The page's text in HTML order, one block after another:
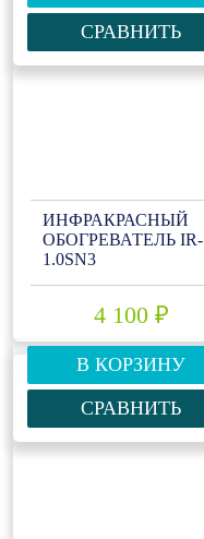
СРАВНИТЬ
ИНФРАКРАСНЫЙ
ОБОГРЕВАТЕЛЬ IR-
1.0SN3
4 100 ₽
В КОРЗИНУ
СРАВНИТЬ